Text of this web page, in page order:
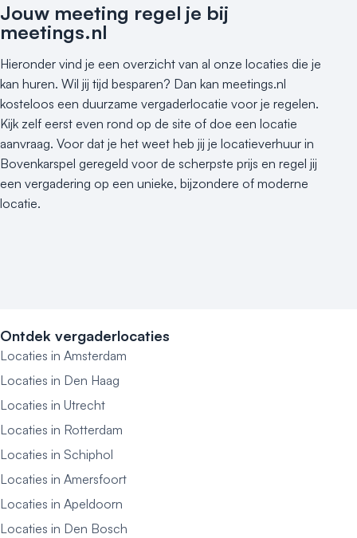
Jouw meeting regel je bij
meetings.nl
Hieronder vind je een overzicht van al onze locaties die je
kan huren. Wil jij tijd besparen? Dan kan meetings.nl
kosteloos een duurzame vergaderlocatie voor je regelen.
Kijk zelf eerst even rond op de site of doe een locatie
aanvraag. Voor dat je het weet heb jij je locatieverhuur in
Bovenkarspel geregeld voor de scherpste prijs en regel jij
een vergadering op een unieke, bijzondere of moderne
locatie.
Ontdek vergaderlocaties
Locaties in Amsterdam
Locaties in Den Haag
Locaties in Utrecht
Locaties in Rotterdam
Locaties in Schiphol
Locaties in Amersfoort
Locaties in Apeldoorn
Locaties in Den Bosch